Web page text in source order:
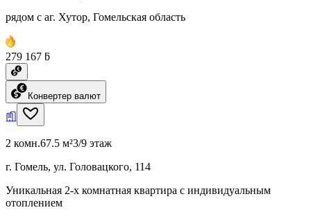
рядом с аг. Хутор, Гомельская область
279 167 ƃ
Конвертер валют
2 комн.67.5 м²3/9 этаж
г. Гомель, ул. Головацкого, 114
Уникальная 2-х комнатная квартира с индивидуальным
отоплением